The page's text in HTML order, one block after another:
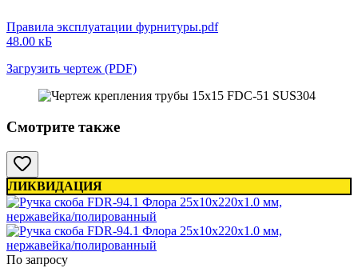
Правила эксплуатации фурнитуры.pdf
48.00 кБ
Загрузить чертеж (PDF)
Смотрите также
ЛИКВИДАЦИЯ
По запросу